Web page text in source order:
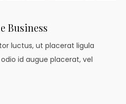
Business
luctus, ut placerat ligula
id augue placerat, vel